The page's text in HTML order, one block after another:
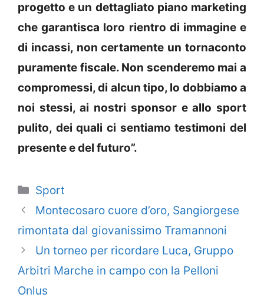
progetto e un dettagliato piano marketing
che garantisca loro rientro di immagine e
di incassi, non certamente un tornaconto
puramente fiscale. Non scenderemo mai a
compromessi, di alcun tipo, lo dobbiamo a
noi stessi, ai nostri sponsor e allo sport
pulito, dei quali ci sentiamo testimoni del
presente e del futuro”.
Categorie
Sport
Montecosaro cuore d’oro, Sangiorgese
rimontata dal giovanissimo Tramannoni
Un torneo per ricordare Luca, Gruppo
Arbitri Marche in campo con la Pelloni
Onlus